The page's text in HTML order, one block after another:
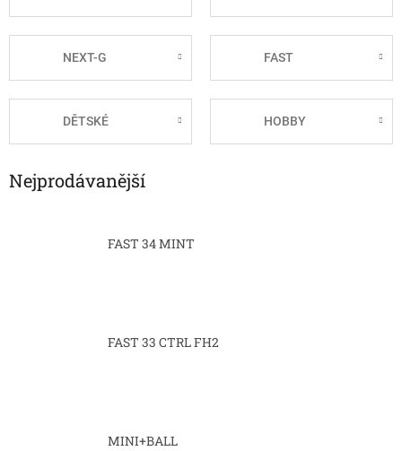
NEXT-G FAST
DĚTSKÉ HOBBY
Nejprodávanější
FAST 34 MINT
FAST 33 CTRL FH2
MINI+BALL